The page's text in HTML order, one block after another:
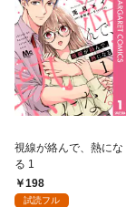
視線が絡んで、熱にな
る 1
198
試読フル